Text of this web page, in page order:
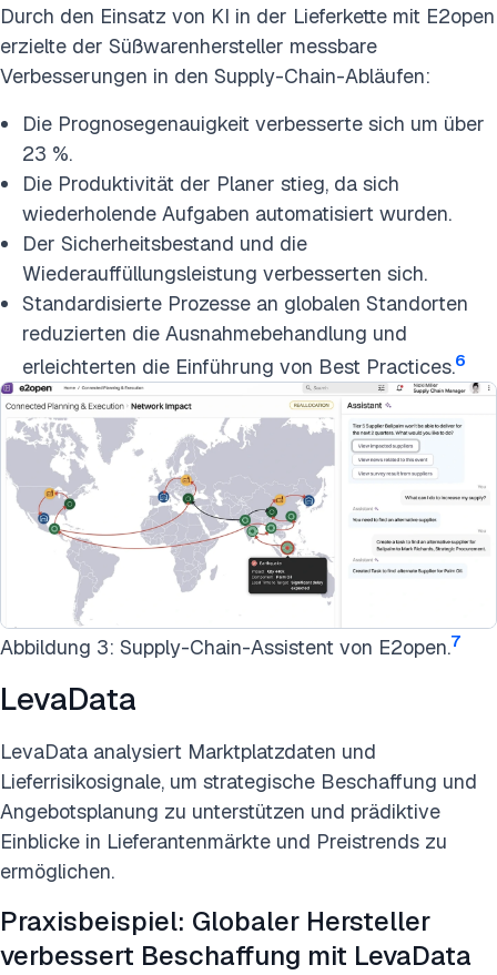
Durch den Einsatz von KI in der Lieferkette mit E2open
erzielte der Süßwarenhersteller messbare
Verbesserungen in den Supply-Chain-Abläufen:
Die Prognosegenauigkeit verbesserte sich um über
23 %.
Die Produktivität der Planer stieg, da sich
wiederholende Aufgaben automatisiert wurden.
Der Sicherheitsbestand und die
Wiederauffüllungsleistung verbesserten sich.
Standardisierte Prozesse an globalen Standorten
reduzierten die Ausnahmebehandlung und
erleichterten die Einführung von Best Practices.6
Abbildung 3: Supply-Chain-Assistent von E2open.7
LevaData
LevaData analysiert Marktplatzdaten und
Lieferrisikosignale, um strategische Beschaffung und
Angebotsplanung zu unterstützen und prädiktive
Einblicke in Lieferantenmärkte und Preistrends zu
ermöglichen.
Praxisbeispiel: Globaler Hersteller
verbessert Beschaffung mit LevaData